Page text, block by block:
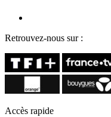
Retrouvez-nous sur :
Accès rapide